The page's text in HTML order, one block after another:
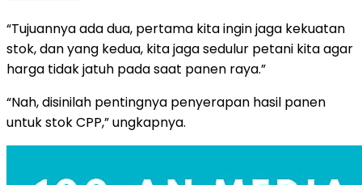
“Tujuannya ada dua, pertama kita ingin jaga kekuatan
stok, dan yang kedua, kita jaga sedulur petani kita agar
harga tidak jatuh pada saat panen raya.”
“Nah, disinilah pentingnya penyerapan hasil panen
untuk stok CPP,” ungkapnya.